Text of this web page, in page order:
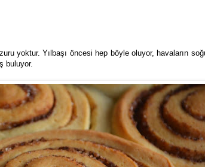
yoktur. Yılbaşı öncesi hep böyle oluyor, havaların
buluyor.